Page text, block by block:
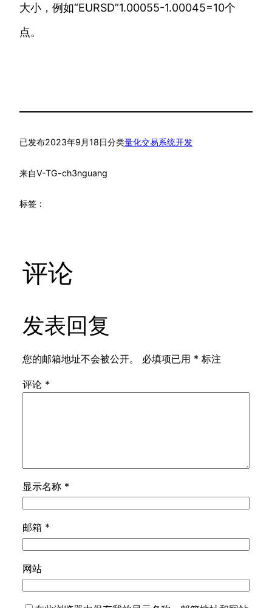
大小，例如“EURSD”1.00055-1.00045=10个
点。
已发布2023年9月18日分类量化交易系统开发
来自V-TG-ch3nguang
标签：
评论
发表回复
您的邮箱地址不会被公开。 必填项已用 * 标注
评论 *
显示名称 *
邮箱 *
网站